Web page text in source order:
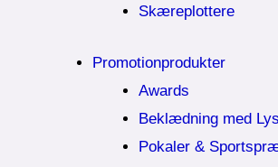
Skæreplottere
Promotionprodukter
Awards
Beklædning med Lys
Pokaler &